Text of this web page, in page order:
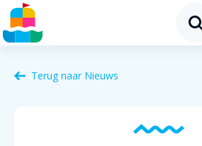
Terug naar Nieuws